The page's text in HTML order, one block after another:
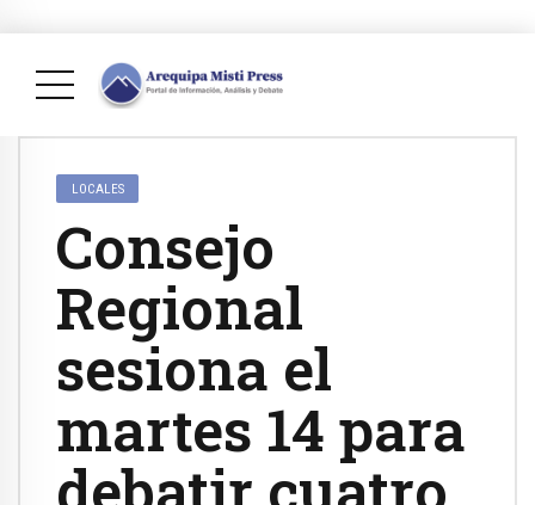
LOCALES
Consejo
Regional
sesiona el
martes 14 para
debatir cuatro